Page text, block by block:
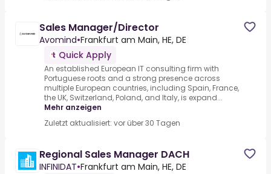
Sales Manager/Director
Avomind•Frankfurt am Main, HE, DE
Quick Apply
An established European IT consulting firm with
Portuguese roots and a strong presence across
multiple European countries, including Spain, France,
the UK, Switzerland, Poland, and Italy, is expand...
Mehr anzeigen
Zuletzt aktualisiert: vor über 30 Tagen
Regional Sales Manager DACH
INFINIDAT•Frankfurt am Main, HE, DE